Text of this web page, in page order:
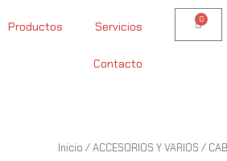
Productos Servicios
Contacto
0
Cart
Inicio /ACCESORIOS Y VARIOS /
CABLE